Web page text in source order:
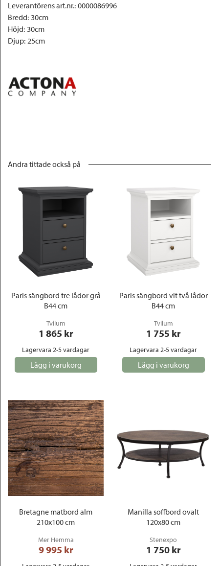
Leverantörens art.nr.: 0000086996
Bredd: 30cm
Höjd: 30cm
Djup: 25cm
Andra tittade också på
Paris sängbord tre lådor grå
B44 cm
Tvilum
1 865 kr
Lagervara 2-5 vardagar
Lägg i varukorg
Paris sängbord vit två lådor
B44 cm
Tvilum
1 755 kr
Lagervara 2-5 vardagar
Lägg i varukorg
Bretagne matbord alm
210x100 cm
Mer Hemma
9 995 kr
Manilla soffbord ovalt
120x80 cm
Stenexpo
1 750 kr